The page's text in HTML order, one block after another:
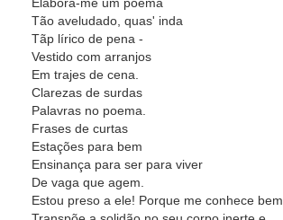
Tão aveludado, quas' inda
Tãp lírico de pena -
Vestido com arranjos
Em trajes de cena.
Clarezas de surdas
Palavras no poema.
Frases de curtas
Estações para bem
Ensinança para ser para viver
De vaga que agem.
Estou preso a ele! Porque me conhece bem.